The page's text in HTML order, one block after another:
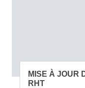
MISE À JOUR
RHT